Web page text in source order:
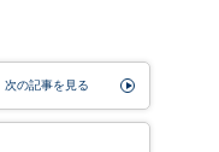
次の記事を見る